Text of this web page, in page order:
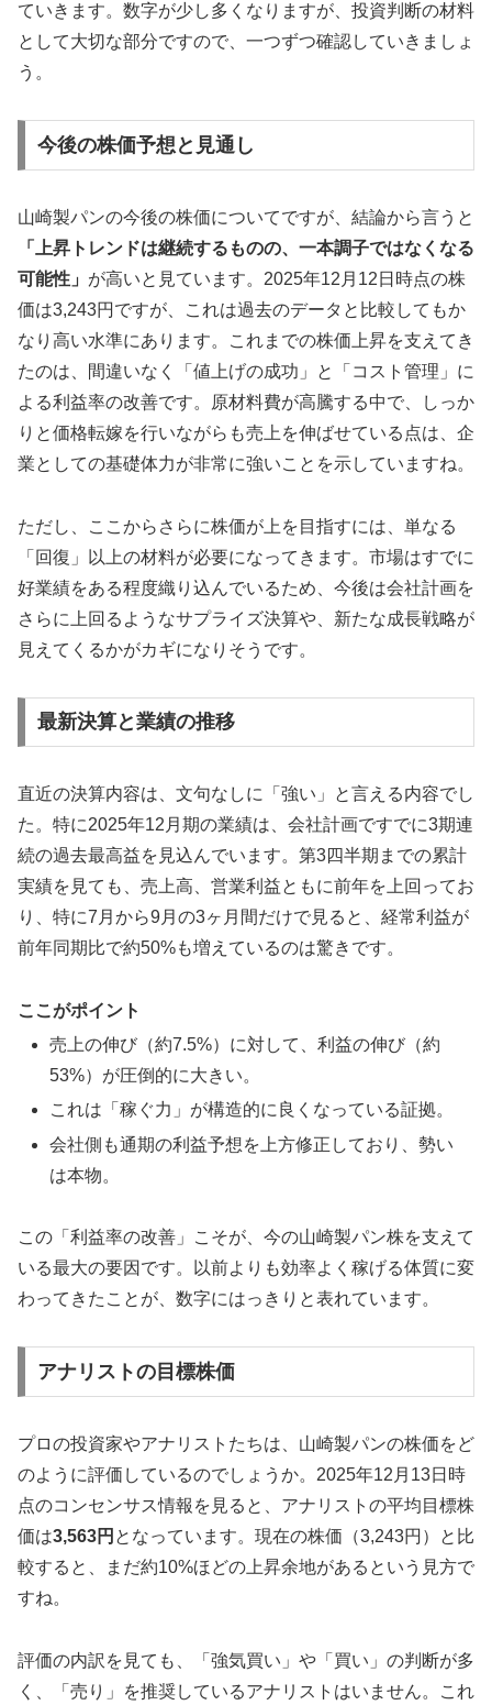
ていきます。数字が少し多くなりますが、投資判断の材料
として大切な部分ですので、一つずつ確認していきましょ
う。
今後の株価予想と見通し
山崎製パンの今後の株価についてですが、結論から言うと
「上昇トレンドは継続するものの、一本調子ではなくなる
可能性」 が高いと見ています。2025年12月12日時点の株
価は3,243円ですが、これは過去のデータと比較してもか
なり高い水準にあります。これまでの株価上昇を支えてき
たのは、間違いなく「値上げの成功」と「コスト管理」に
よる利益率の改善です。原材料費が高騰する中で、しっか
りと価格転嫁を行いながらも売上を伸ばせている点は、企
業としての基礎体力が非常に強いことを示していますね。
ただし、ここからさらに株価が上を目指すには、単なる
「回復」以上の材料が必要になってきます。市場はすでに
好業績をある程度織り込んでいるため、今後は会社計画を
さらに上回るようなサプライズ決算や、新たな成長戦略が
見えてくるかがカギになりそうです。
最新決算と業績の推移
直近の決算内容は、文句なしに「強い」と言える内容でし
た。特に2025年12月期の業績は、会社計画ですでに3期連
続の過去最高益を見込んでいます。第3四半期までの累計
実績を見ても、売上高、営業利益ともに前年を上回ってお
り、特に7月から9月の3ヶ月間だけで見ると、経常利益が
前年同期比で約50%も増えているのは驚きです。
ここがポイント
売上の伸び（約7.5%）に対して、利益の伸び（約
53%）が圧倒的に大きい。
これは「稼ぐ力」が構造的に良くなっている証拠。
会社側も通期の利益予想を上方修正しており、勢い
は本物。
この「利益率の改善」こそが、今の山崎製パン株を支えて
いる最大の要因です。以前よりも効率よく稼げる体質に変
わってきたことが、数字にはっきりと表れています。
アナリストの目標株価
プロの投資家やアナリストたちは、山崎製パンの株価をど
のように評価しているのでしょうか。2025年12月13日時
点のコンセンサス情報を見ると、アナリストの平均目標株
価は3,563円 となっています。現在の株価（3,243円）と比
較すると、まだ約10%ほどの上昇余地がある という見方で
すね。
評価の内訳を見ても、「強気買い」や「買い」の判断が多
く、「売り」を推奨しているアナリストはいません。これ